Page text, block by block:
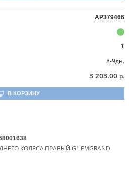
AP379466
1
8-9дн.
3 203.00 р.
В КОРЗИНУ
КОЛЕСА ПРАВЫЙ GL EMGRAND